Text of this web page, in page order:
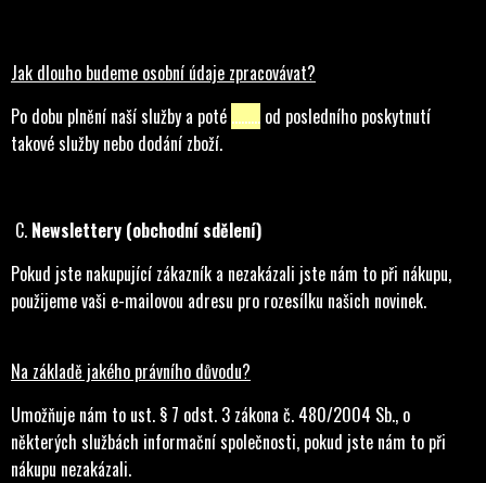
Jak dlouho budeme osobní údaje zpracovávat?
Po dobu plnění naší služby a poté ……… od posledního poskytnutí
takové služby nebo dodání zboží.
C. Newslettery (obchodní sdělení)
Pokud jste nakupující zákazník a nezakázali jste nám to při nákupu,
použijeme vaši e-mailovou adresu pro rozesílku našich novinek.
Na základě jakého právního důvodu?
Umožňuje nám to ust. § 7 odst. 3 zákona č. 480/2004 Sb., o
některých službách informační společnosti, pokud jste nám to při
nákupu nezakázali.